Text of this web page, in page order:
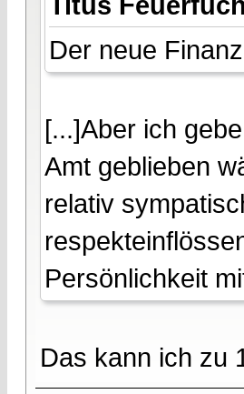
Der neue
[...]Aber ich
Amt geblieben
relativ
Persönlichkeit
Das kann ich zu